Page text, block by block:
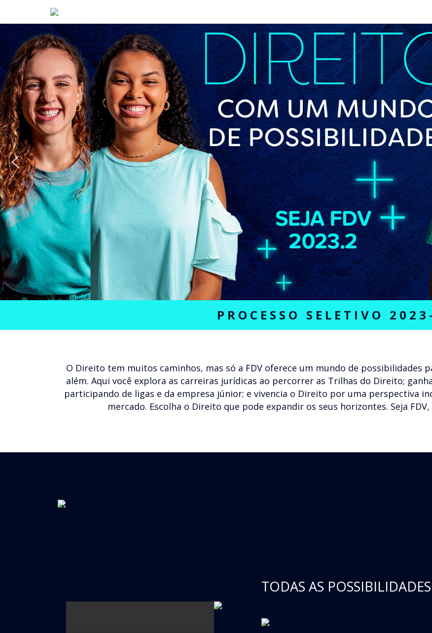
PROCESSO SELETIVO
O Direito tem muitos caminhos, mas só a FDV oferece um mundo de possibilidades
além. Aqui você explora as carreiras jurídicas ao percorrer as Trilhas do Direito;
participando de ligas e da empresa júnior; e vivencia o Direito por uma perspectiva
mercado. Escolha o Direito que pode expandir os seus horizontes. Seja
TODAS AS